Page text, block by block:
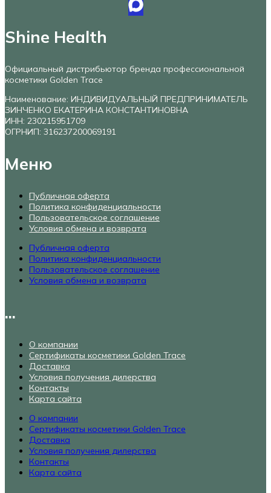
Shine Health
Официальный дистрибьютор бренда профессиональной
косметики Golden Trace
Наименование: ИНДИВИДУАЛЬНЫЙ ПРЕДПРИНИМАТЕЛЬ
ЗИНЧЕНКО ЕКАТЕРИНА КОНСТАНТИНОВНА
ИНН: 230215951709
ОГРНИП: 316237200069191
Меню
Публичная оферта
Политика конфиденциальности
Пользовательское соглашение
Условия обмена и возврата
Публичная оферта
Политика конфиденциальности
Пользовательское соглашение
Условия обмена и возврата
...
О компании
Сертификаты косметики Golden Trace
Доставка
Условия получения дилерства
Контакты
Карта сайта
О компании
Сертификаты косметики Golden Trace
Доставка
Условия получения дилерства
Контакты
Карта сайта